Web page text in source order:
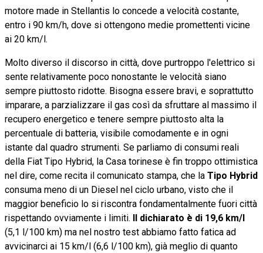
motore made in Stellantis lo concede a velocità costante,
entro i 90 km/h, dove si ottengono medie promettenti vicine
ai 20 km/l.
Molto diverso il discorso in città, dove purtroppo l'elettrico si
sente relativamente poco nonostante le velocità siano
sempre piuttosto ridotte. Bisogna essere bravi, e soprattutto
imparare, a parzializzare il gas così da sfruttare al massimo il
recupero energetico e tenere sempre piuttosto alta la
percentuale di batteria, visibile comodamente e in ogni
istante dal quadro strumenti. Se parliamo di consumi reali
della Fiat Tipo Hybrid, la Casa torinese è fin troppo ottimistica
nel dire, come recita il comunicato stampa, che la Tipo Hybrid
consuma meno di un Diesel nel ciclo urbano, visto che il
maggior beneficio lo si riscontra fondamentalmente fuori città
rispettando ovviamente i limiti.
Il dichiarato è di 19,6 km/l
(5,1 l/100 km) ma nel nostro test abbiamo fatto fatica ad
avvicinarci ai 15 km/l (6,6 l/100 km), già meglio di quanto